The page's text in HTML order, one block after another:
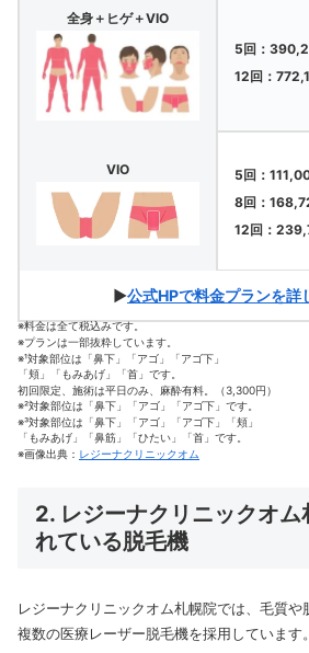
全身＋ヒゲ＋VIO
5回：
12回：
VIO
5回：
8回：
12回：
▶公式HPで料金プランを詳
※料金は全て税込みです。
※プランは一部抜粋しています。
※¹対象部位は「鼻下」「アゴ」「アゴ下」
「頬」「もみあげ」「首」です。
初回限定、施術は平日のみ、麻酔有料。（3,300円）
※²対象部位は「鼻下」「アゴ」「アゴ下」です。
※³対象部位は「鼻下」「アゴ」「アゴ下」「頬」
「もみあげ」「鼻筋」「ひたい」「首」です。
※画像出典： レジーナクリニックオム
2. レジーナクリニックオム
れている脱毛機
レジーナクリニックオム札幌院では、毛質
複数の医療レーザー脱毛機を採用しています。